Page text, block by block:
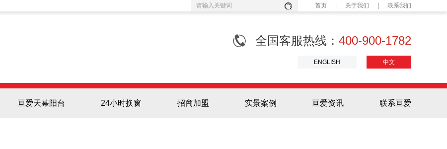
首页 关于我们 联系我们
全国客服热线： 400-900-1782
ENGLISH 中文
亘爱天幕阳台 24小时换窗 招商加盟 实景案例 亘爱资讯 联系亘爱